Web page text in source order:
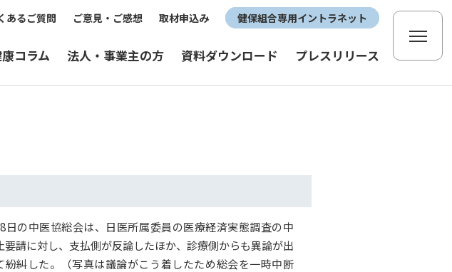
あるご質問 ご意見・ご感想 取材申込み 健保組合専用イントラネット
コラム 法人・事業主の方 資料ダウンロード プレスリリース
日の中医協総会は、日医所属委員の医療経済実態調査の中
要請に対し、支払側が反論したほか、診療側からも異論が出
紛糾した。（写真は議論がこう着したため総会を一時中断